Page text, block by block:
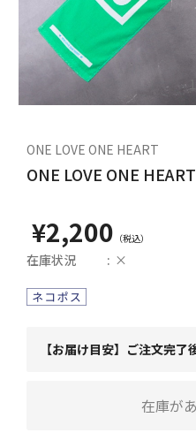
1
ONE LOVE ONE HEART
ONE LOVE ONE
¥2,200
在庫状況 ×
【お届け目安】ご注文完
在庫が